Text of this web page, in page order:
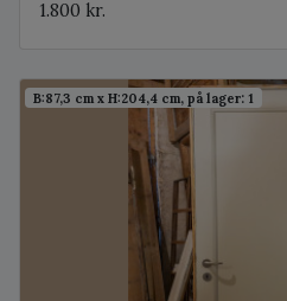
1.800 kr.
B:87,3 cm x H:204,4 cm, på lager: 1